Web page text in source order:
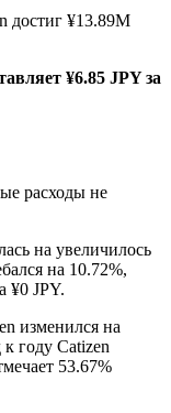
металлы и
качестве
достиг ¥13.89M
¥6.85 JPY за
расходы не
на увеличилось
на 10.72%,
¥0 JPY.
изменился на
к году Catizen
53.67%